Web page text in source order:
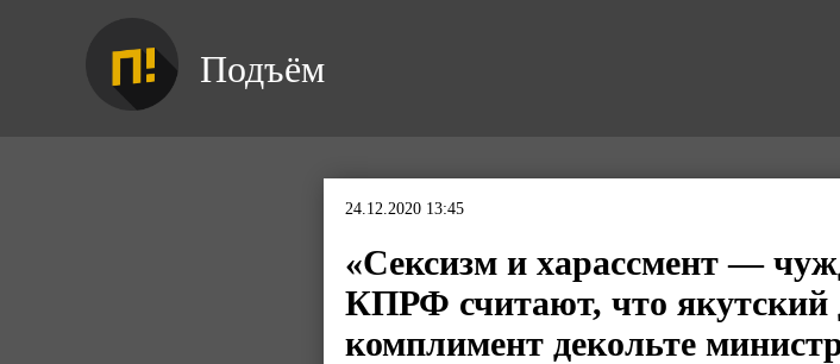
Подъём
24.12.2020 13:45
«Сексизм и харассмент —
КПРФ считают, что якутский
комплимент декольте